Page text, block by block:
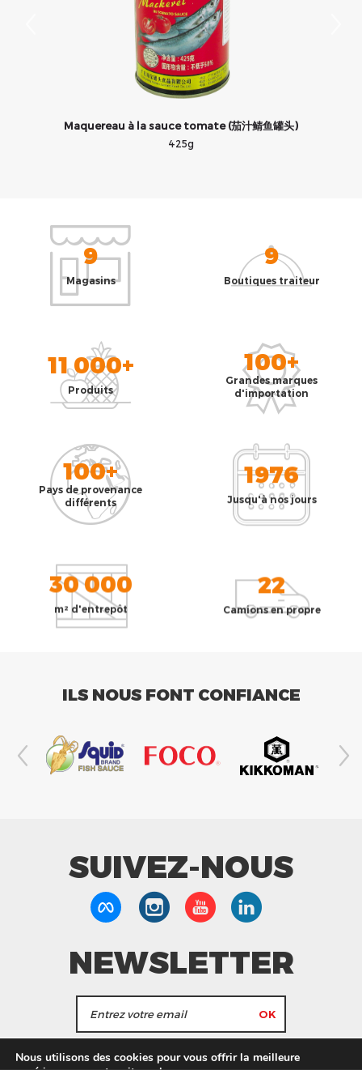
Maquereau à la sauce tomate (茄汁鲭鱼罐头)
425g
9
Magasins
9
Boutiques traiteur
11 000+
Produits
100+
Grandes marques
d'importation
100+
Pays de provenance
différents
1976
Jusqu'à nos jours
30 000
m² d'entrepôt
22
Camions en propre
ILS NOUS FONT CONFIANCE
SUIVEZ-NOUS
NEWSLETTER
J'accepte de recevoir les actualités et les
Nous utilisons des cookies pour vous offrir la meilleure